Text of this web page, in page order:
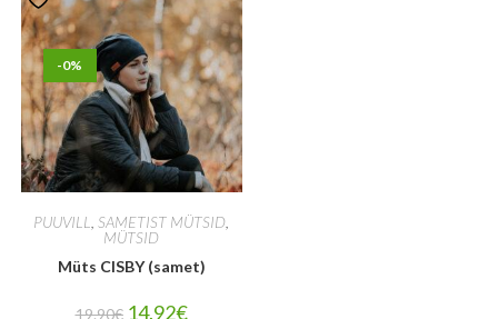
-0%
PUUVILL ,SAMETIST MÜTSID
MÜTSID
Müts CISBY (samet)
19.90€ 14.92€